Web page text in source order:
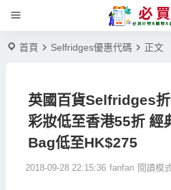
首頁 Selfridges優惠代碼 正文
英國百貨Selfridges
彩妝低至香港55折 經
Bag低至HK$275
2018-09-28 22:15:36 fanfan 閱讀模